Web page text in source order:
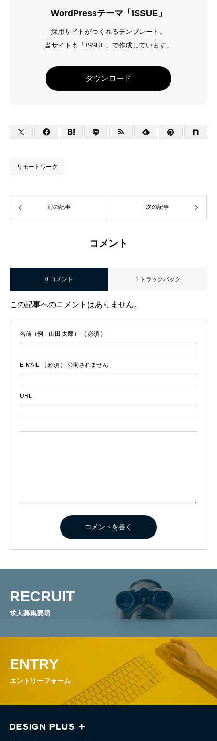
WordPressテーマ「ISSUE」
採用サイトがつくれるテンプレート。
当サイトも「ISSUE」で作成しています。
ダウンロード
リモートワーク
前の記事 次の記事
コメント
0 コメント 1 トラックバック
この記事へのコメントはありません。
名前（例：山田 太郎） ( 必須 )
E-MAIL ( 必須 ) - 公開されません -
URL
RECRUIT
求人募集要項
ENTRY
エントリーフォーム